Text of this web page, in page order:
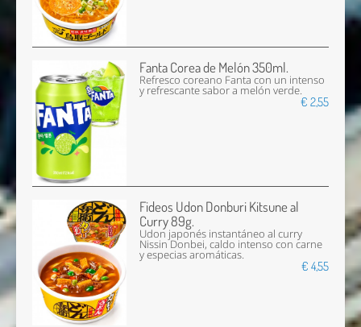
Fanta Corea de Melón 350ml.
Refresco coreano Fanta con un intenso
y refrescante sabor a melón verde.
€ 2,55
Fideos Udon Donburi Kitsune al
Curry 89g.
Udon japonés instantáneo al curry
Nissin Donbei, caldo intenso con carne
y especias aromáticas.
€ 4,55